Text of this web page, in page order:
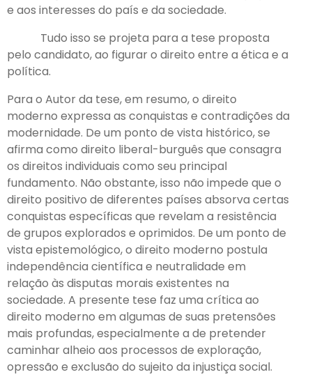
e aos interesses do país e da sociedade.
Tudo isso se projeta para a tese proposta
pelo candidato, ao figurar o direito entre a ética e a
política.
Para o Autor da tese, em resumo, o direito
moderno expressa as conquistas e contradições da
modernidade. De um ponto de vista histórico, se
afirma como direito liberal-burguês que consagra
os direitos individuais como seu principal
fundamento. Não obstante, isso não impede que o
direito positivo de diferentes países absorva certas
conquistas específicas que revelam a resistência
de grupos explorados e oprimidos. De um ponto de
vista epistemológico, o direito moderno postula
independência científica e neutralidade em
relação às disputas morais existentes na
sociedade. A presente tese faz uma crítica ao
direito moderno em algumas de suas pretensões
mais profundas, especialmente a de pretender
caminhar alheio aos processos de exploração,
opressão e exclusão do sujeito da injustiça social.